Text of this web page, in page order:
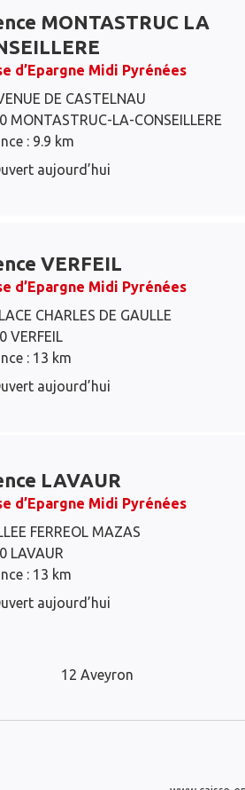
MONTASTRUC LA
d’Epargne Midi Pyrénées
DE CASTELNAU
MONTASTRUC-LA-CONSEILLERE
: 9.9 km
aujourd’hui
VERFEIL
d’Epargne Midi Pyrénées
CHARLES DE GAULLE
VERFEIL
: 13 km
aujourd’hui
LAVAUR
d’Epargne Midi Pyrénées
FERREOL MAZAS
LAVAUR
: 13 km
aujourd’hui
Saint-Jean
d’Epargne dans les
12 Aveyron